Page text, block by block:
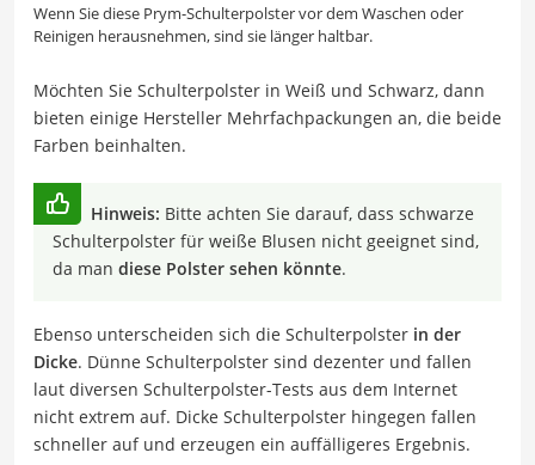
Wenn Sie diese Prym-Schulterpolster vor dem Waschen oder
Reinigen herausnehmen, sind sie länger haltbar.
Möchten Sie Schulterpolster in Weiß und Schwarz, dann
bieten einige Hersteller Mehrfachpackungen an, die beide
Farben beinhalten.
Hinweis: Bitte achten Sie darauf, dass schwarze
Schulterpolster für weiße Blusen nicht geeignet sind,
da man diese Polster sehen könnte.
Ebenso unterscheiden sich die Schulterpolster in der
Dicke. Dünne Schulterpolster sind dezenter und fallen
laut diversen Schulterpolster-Tests aus dem Internet
nicht extrem auf. Dicke Schulterpolster hingegen fallen
schneller auf und erzeugen ein auffälligeres Ergebnis.